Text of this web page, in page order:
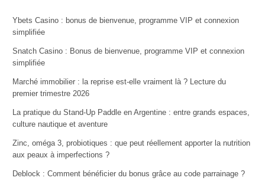
Ybets Casino : bonus de bienvenue, programme VIP et connexion
simplifiée
Snatch Casino : Bonus de bienvenue, programme VIP et connexion
simplifiée
Marché immobilier : la reprise est-elle vraiment là ? Lecture du
premier trimestre 2026
La pratique du Stand-Up Paddle en Argentine : entre grands espaces,
culture nautique et aventure
Zinc, oméga 3, probiotiques : que peut réellement apporter la nutrition
aux peaux à imperfections ?
Deblock : Comment bénéficier du bonus grâce au code parrainage ?